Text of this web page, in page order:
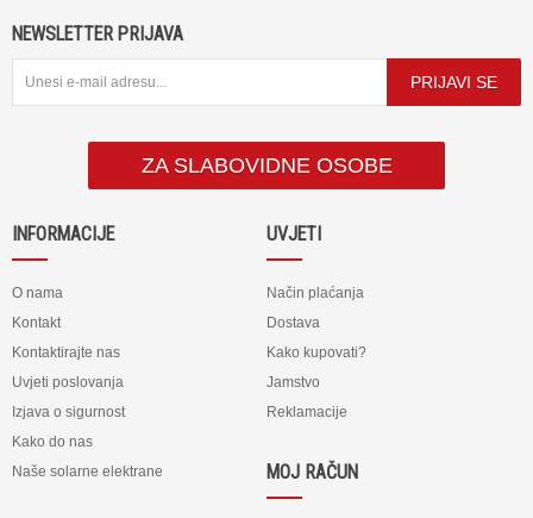
NEWSLETTER PRIJAVA
PRIJAVI SE
ZA SLABOVIDNE OSOBE
INFORMACIJE
O nama
Kontakt
Kontaktirajte nas
Uvjeti poslovanja
Izjava o sigurnost
Kako do nas
Naše solarne elektrane
UVJETI
Način plaćanja
Dostava
Kako kupovati?
Jamstvo
Reklamacije
MOJ RAČUN